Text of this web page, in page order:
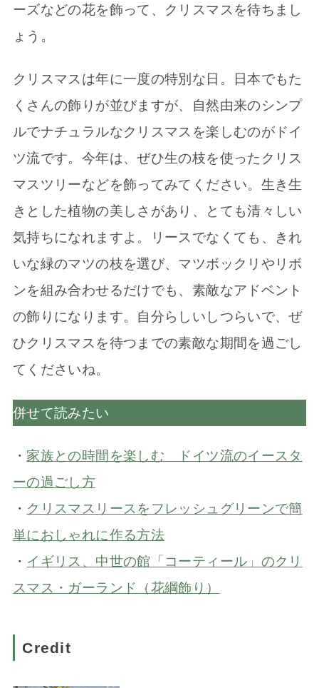
ーズなどの花を飾って、クリスマスを待ちまし
ょう。
クリスマスは年に一度の特別な日。日本でもた
くさんの飾りが並びますが、自然由来のシンプ
ルでナチュラルなクリスマスを楽しむのがドイ
ツ流です。今年は、ぜひ生の枝を使ったクリス
マスツリーなどを飾ってみてください。生き生
きとした植物の美しさがあり、とても清々しい
気持ちになれますよ。リースでなくても、きれ
いな緑のマツの枝を選び、マツボックリやリボ
ンを組み合わせるだけでも、素敵なアドベント
の飾りになります。自分らしいしつらいで、ぜ
ひクリスマスを待つまでの素敵な期間を過ごし
てくださいね。
併せて読みたい
・ 家族との時間を楽しむ ドイツ流のイースタ
ーの過ごし方
・ クリスマスリースをフレッシュグリーンで簡
単におしゃれに作る方法
・ イギリス、中世の館「コーティール」のクリ
スマス・ガーランド（花綱飾り）
Credit